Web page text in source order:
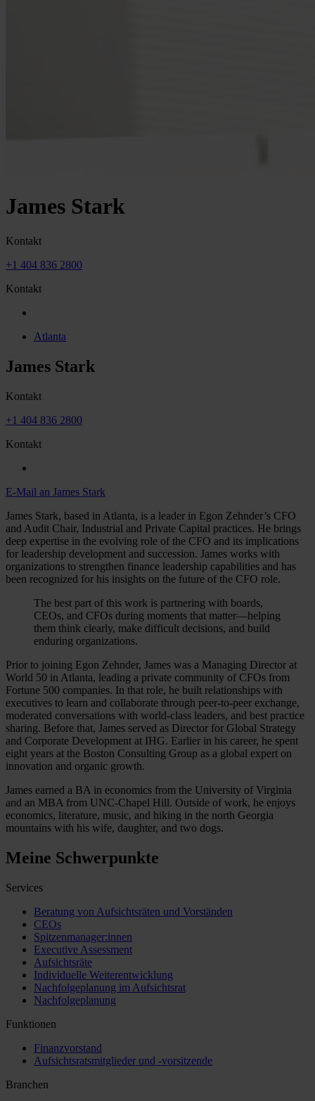
James Stark
Kontakt
+1 404 836 2800
Kontakt
Atlanta
James Stark
Kontakt
+1 404 836 2800
Kontakt
E-Mail an James Stark
James Stark, based in Atlanta, is a leader in Egon Zehnder’s CFO
and Audit Chair, Industrial and Private Capital practices. He brings
deep expertise in the evolving role of the CFO and its implications
for leadership development and succession. James works with
organizations to strengthen finance leadership capabilities and has
been recognized for his insights on the future of the CFO role.
The best part of this work is partnering with boards,
CEOs, and CFOs during moments that matter—helping
them think clearly, make difficult decisions, and build
enduring organizations.
Prior to joining Egon Zehnder, James was a Managing Director at
World 50 in Atlanta, leading a private community of CFOs from
Fortune 500 companies. In that role, he built relationships with
executives to learn and collaborate through peer-to-peer exchange,
moderated conversations with world-class leaders, and best practice
sharing. Before that, James served as Director for Global Strategy
and Corporate Development at IHG. Earlier in his career, he spent
eight years at the Boston Consulting Group as a global expert on
innovation and organic growth.
James earned a BA in economics from the University of Virginia
and an MBA from UNC-Chapel Hill. Outside of work, he enjoys
economics, literature, music, and hiking in the north Georgia
mountains with his wife, daughter, and two dogs.
Meine Schwerpunkte
Services
Beratung von Aufsichtsräten und Vorständen
CEOs
Spitzenmanager:innen
Executive Assessment
Aufsichtsräte
Individuelle Weiterentwicklung
Nachfolgeplanung im Aufsichtsrat
Nachfolgeplanung
Funktionen
Finanzvorstand
Aufsichtsratsmitglieder und -vorsitzende
Branchen